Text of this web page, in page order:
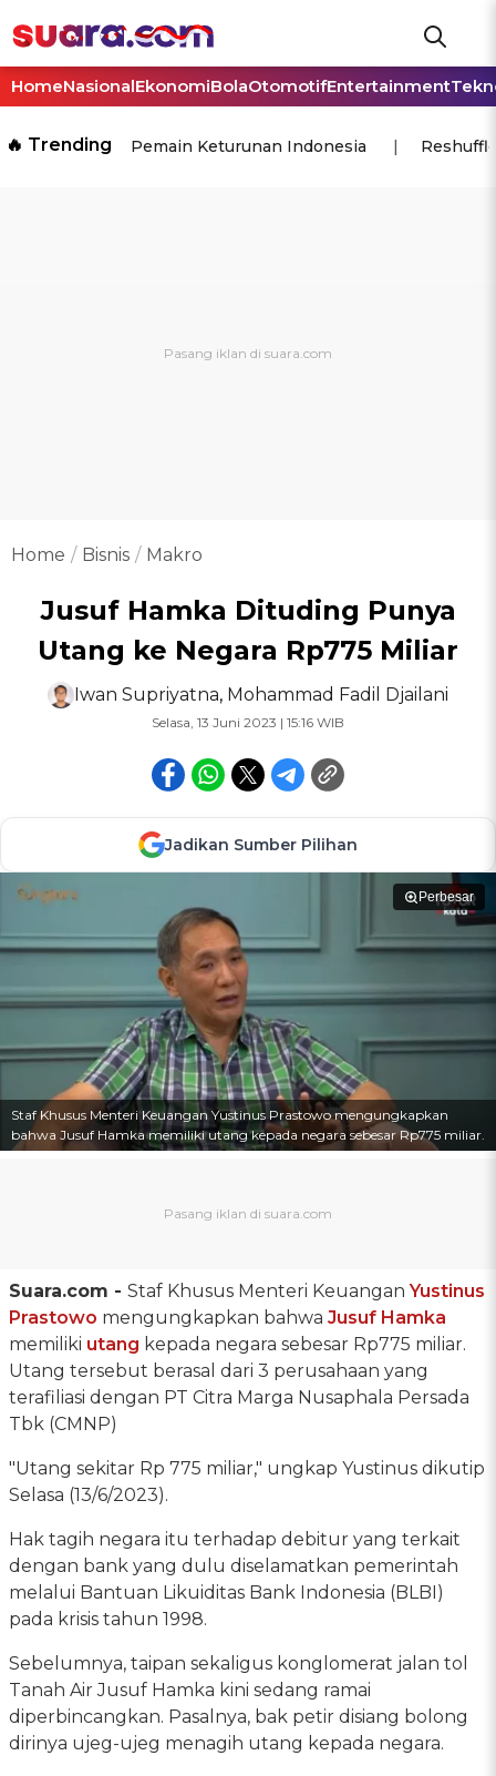
HomeNasionalEkonomiBolaOtomotifEntertainment
🔥 Trending Pemain Keturunan Indonesia
Home Bisnis Makro
Jusuf Hamka Dituding Punya
Utang ke Negara Rp775 Miliar
Iwan Supriyatna, Mohammad Fadil Djailani
Selasa, 13 Juni 2023 | 15:16 WIB
Jadikan Sumber Pilihan
Perbesar
Staf Khusus Menteri Keuangan Yustinus Prastowo mengungkapkan
bahwa Jusuf Hamka memiliki utang kepada negara sebesar Rp775 miliar.
Suara.com - Staf Khusus Menteri KeuanganYustinus
Prastowo mengungkapkan bahwa Jusuf Hamka
memiliki utang kepada negara sebesar Rp775 miliar.
Utang tersebut berasal dari 3 perusahaan yang
terafiliasi dengan PT Citra Marga Nusaphala Persada
Tbk (CMNP)
"Utang sekitar Rp 775 miliar," ungkap Yustinus dikutip
Selasa (13/6/2023).
Hak tagih negara itu terhadap debitur yang terkait
dengan bank yang dulu diselamatkan pemerintah
melalui Bantuan Likuiditas Bank Indonesia (BLBI)
pada krisis tahun 1998.
Sebelumnya, taipan sekaligus konglomerat jalan tol
Tanah Air Jusuf Hamka kini sedang ramai
diperbincangkan. Pasalnya, bak petir disiang bolong
dirinya ujeg-ujeg menagih utang kepada negara.